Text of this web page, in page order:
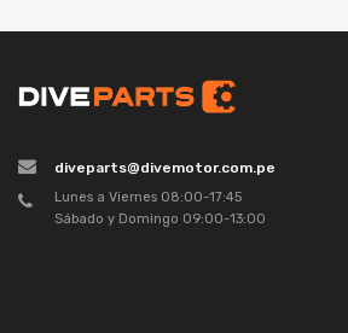
diveparts@divemotor.com.pe
Lunes a Viernes 08:00-17:45
Sábado y Domingo 09:00-13:00